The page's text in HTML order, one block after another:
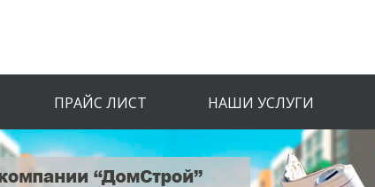
ПРАЙС ЛИСТ НАШИ УСЛУГИ